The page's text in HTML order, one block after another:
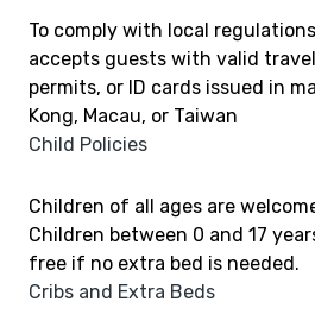
To comply with local
accepts guests with valid
permits, or ID cards issued in
Kong, Macau, or Taiwan
Child Policies
Children of all ages are
Children between 0 and 17
free if no extra bed is needed.
Cribs and Extra Beds